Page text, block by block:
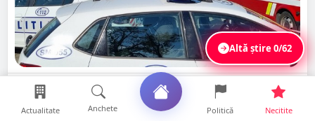
Distribuie
Altă știre0/62
Actualitate Anchete Politică Necitite